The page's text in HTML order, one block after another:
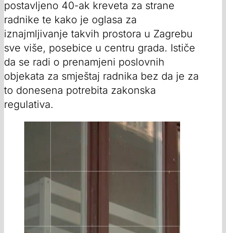
postavljeno 40-ak kreveta za strane
radnike te kako je oglasa za
iznajmljivanje takvih prostora u Zagrebu
sve više, posebice u centru grada. Ističe
da se radi o prenamjeni poslovnih
objekata za smještaj radnika bez da je za
to donesena potrebita zakonska
regulativa.